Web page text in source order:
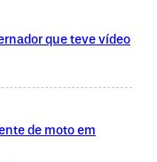
que teve vídeo
de moto em